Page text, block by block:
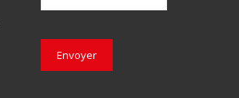
Envoyer